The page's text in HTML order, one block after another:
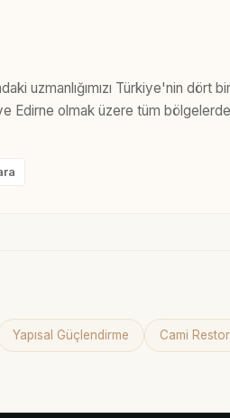
uzmanlığımızı Türkiye'nin dört
Edirne olmak üzere tüm
Yapısal Güçlendirme Cami